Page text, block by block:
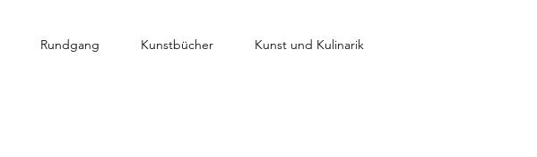
Rundgang Kunstbücher Kunst und Kulinarik